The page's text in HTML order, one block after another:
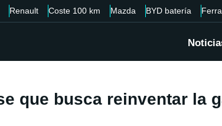
Renault Coste 100 km Mazda BYD batería
que busca reinventar la